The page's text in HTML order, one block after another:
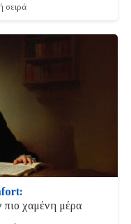
σειρά
πιο χαμένη μέρα